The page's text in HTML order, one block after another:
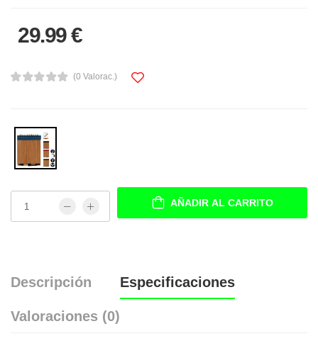
29.99 €
(0 Valorac.)
AÑADIR AL CARRITO
Descripción Especificaciones
Valoraciones (0)